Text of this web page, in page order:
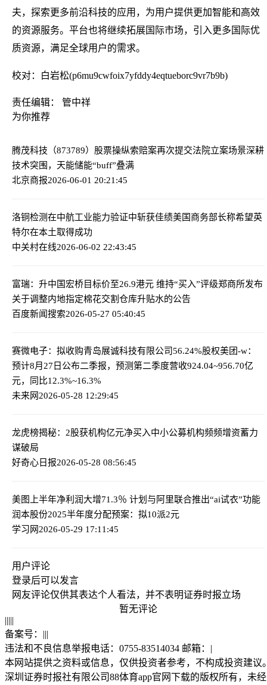
夫，探索更多前沿科技的应用，为用户提供更加智能和高效
的资源服务。平台也将继续拓展国际市场，引入更多国际优
质资源，满足全球用户的需求。
校对：白岩松(p6mu9cwfoix7yfddy4eqtueborc9vr7b9b)
责任编辑： 管中祥
为你推荐
腾茂科技（873789）股票操纵索赔案再次提交法院立案场景深耕
技术突围，天能储能“buff”叠满
北京商报2026-06-01 20:21:45
洛铜检测在中航工业能力验证中斩获佳绩美国商务部长称希望英
特尔在本土取得成功
中关村在线2026-06-02 22:43:45
富瑞：升中国宏桥目标价至26.9港元 维持“买入”评级郑商所发布
关于调整内地指定棉花交割仓库升贴水的公告
百度新闻搜索2026-05-27 05:40:45
赛微电子：拟收购青岛展诚科技有限公司56.24%股权美团-w：
预计8月27日公布二季报，预测第二季度营收924.04~956.70亿
元，同比12.3%~16.3%
未来网2026-05-28 12:29:45
龙虎榜揭秘：2股获机构亿元净买入中小公募机构频频增资蓄力
谋破局
好奇心日报2026-05-28 08:56:45
美图上半年净利润大增71.3％ 计划与阿里联合推出“ai试衣”功能
润本股份2025半年度分配预案：拟10派2元
学习网2026-05-29 17:11:45
用户评论
登录后可以发言
网友评论仅供其表达个人看法，并不表明证券时报立场
暂无评论
|||||
备案号： |||
违法和不良信息举报电话：0755-83514034 邮箱： |
本网站提供之资料或信息，仅供投资者参考，不构成投资建议
深圳证券时报社有限公司88体育app官网下载的版权所有，未经